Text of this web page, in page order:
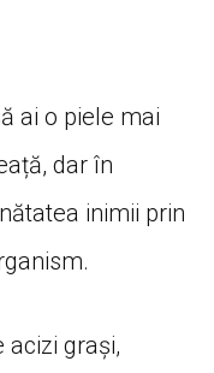
ai o piele mai
dar în
inimii prin
acizi grași,